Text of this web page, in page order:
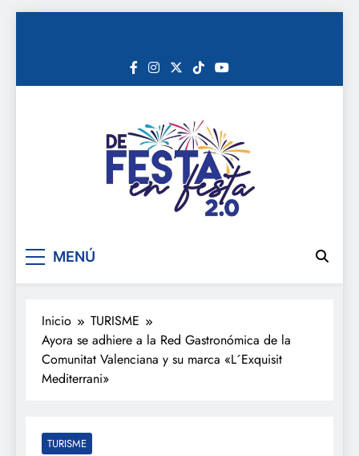
De festa en festa 2.0
MENÚ
Inicio
TURISME
Ayora se adhiere a la Red Gastronómica de la
Comunitat Valenciana y su marca «L´Exquisit
Mediterrani»
TURISME